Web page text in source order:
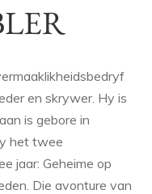
en skrywer. Hy is
is gebore in
het twee
jaar: Geheime op
Die avonture van